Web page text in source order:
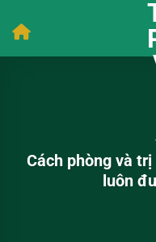
qua
Cách phòng và
luôn